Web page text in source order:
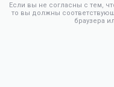
Если вы не согласны с тем,
то вы должны
браузера